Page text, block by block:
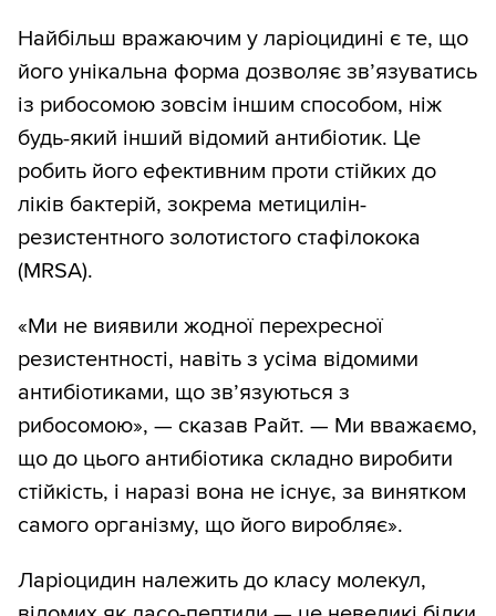
Найбільш вражаючим у ларіоцидині є те, що
його унікальна форма дозволяє зв’язуватись
із рибосомою зовсім іншим способом, ніж
будь-який інший відомий антибіотик. Це
робить його ефективним проти стійких до
ліків бактерій, зокрема метицилін-
резистентного золотистого стафілокока
(MRSA).
«Ми не виявили жодної перехресної
резистентності, навіть з усіма відомими
антибіотиками, що зв’язуються з
рибосомою», — сказав Райт. — Ми вважаємо,
що до цього антибіотика складно виробити
стійкість, і наразі вона не існує, за винятком
самого організму, що його виробляє».
Ларіоцидин належить до класу молекул,